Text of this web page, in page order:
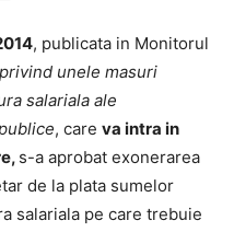
, publicata in Monitorul
privind unele masuri
salariala ale
, care va intra in
s-a aprobat exonerarea
de la plata sumelor
salariala pe care trebuie